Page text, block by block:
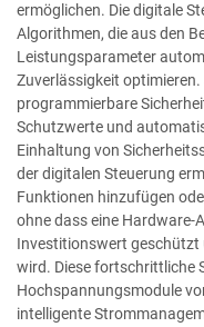
ermöglichen. Die digitale
Algorithmen, die aus den
Leistungsparameter
Zuverlässigkeit
programmierbare
Schutzwerte und
Einhaltung von
der digitalen Steuerung
Funktionen hinzufügen
ohne dass eine
Investitionswert geschützt
wird. Diese fortschrittliche
Hochspannungsmodule
intelligente